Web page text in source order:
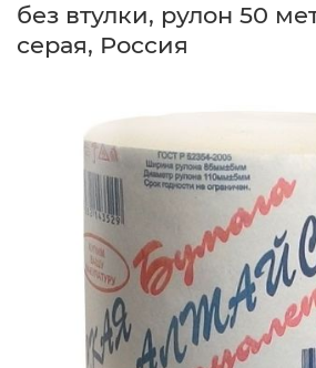
без втулки, рулон 50
серая, Россия